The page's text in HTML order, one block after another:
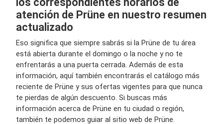
atención de Prüne en nuestro resumen
actualizado
Eso significa que siempre sabrás si la Prüne de tu área
está abierta durante el domingo o la noche y no te
enfrentarás a una puerta cerrada. Además de esta
información, aquí también encontrarás el catálogo más
reciente de Prüne y sus ofertas vigentes para que nunca
te pierdas de algún descuento. Si buscas más
información acerca de Prüne en tu ciudad o región,
también te podemos guiar al sitio web de Prüne.